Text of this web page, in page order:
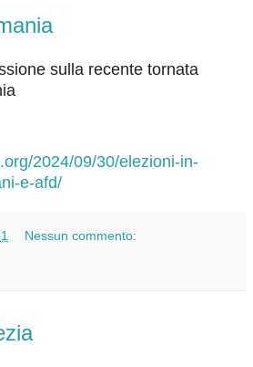
sulla recente tornata
2024/09/30/elezioni-in-
e-afd/
Nessun commento: